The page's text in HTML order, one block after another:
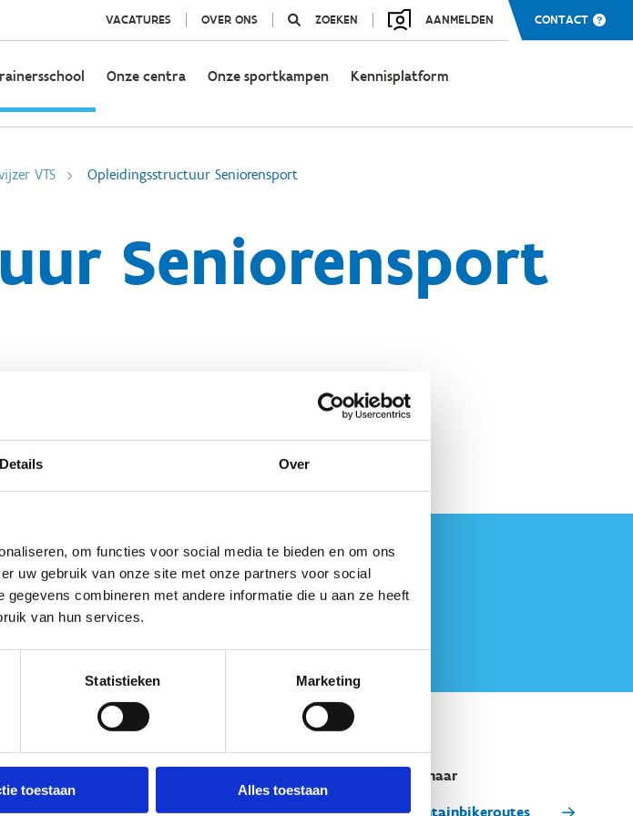
Details Over
om functies voor social media te bieden en om ons
uw gebruik van onze site met onze partners voor social
combineren met andere informatie die u aan ze heeft
van hun services.
Statistieken Marketing
toestaan Alles toestaan
VACATURES OVER ONS ZOEKEN AANMELDEN CONTACT
Onze centra Onze sportkampen Kennisplatform
VTS Opleidingsstructuur Seniorensport
Seniorensport
Wij ondersteunen
Lokale besturen
Snel naar
Mountainbikeroutes